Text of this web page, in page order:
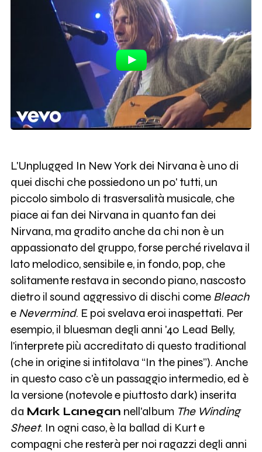
L'Unplugged In New York dei Nirvana è uno di
quei dischi che possiedono un po' tutti, un
piccolo simbolo di trasversalità musicale, che
piace ai fan dei Nirvana in quanto fan dei
Nirvana, ma gradito anche da chi non è un
appassionato del gruppo, forse perché rivelava il
lato melodico, sensibile e, in fondo, pop, che
solitamente restava in secondo piano, nascosto
dietro il sound aggressivo di dischi come Bleach
e Nevermind. E poi svelava eroi inaspettati. Per
esempio, il bluesman degli anni '40 Lead Belly,
l'interprete più accreditato di questo traditional
(che in origine si intitolava “In the pines”). Anche
in questo caso c'è un passaggio intermedio, ed è
la versione (notevole e piuttosto dark) inserita
da Mark Lanegan nell'album The Winding
Sheet. In ogni caso, è la ballad di Kurt e
compagni che resterà per noi ragazzi degli anni